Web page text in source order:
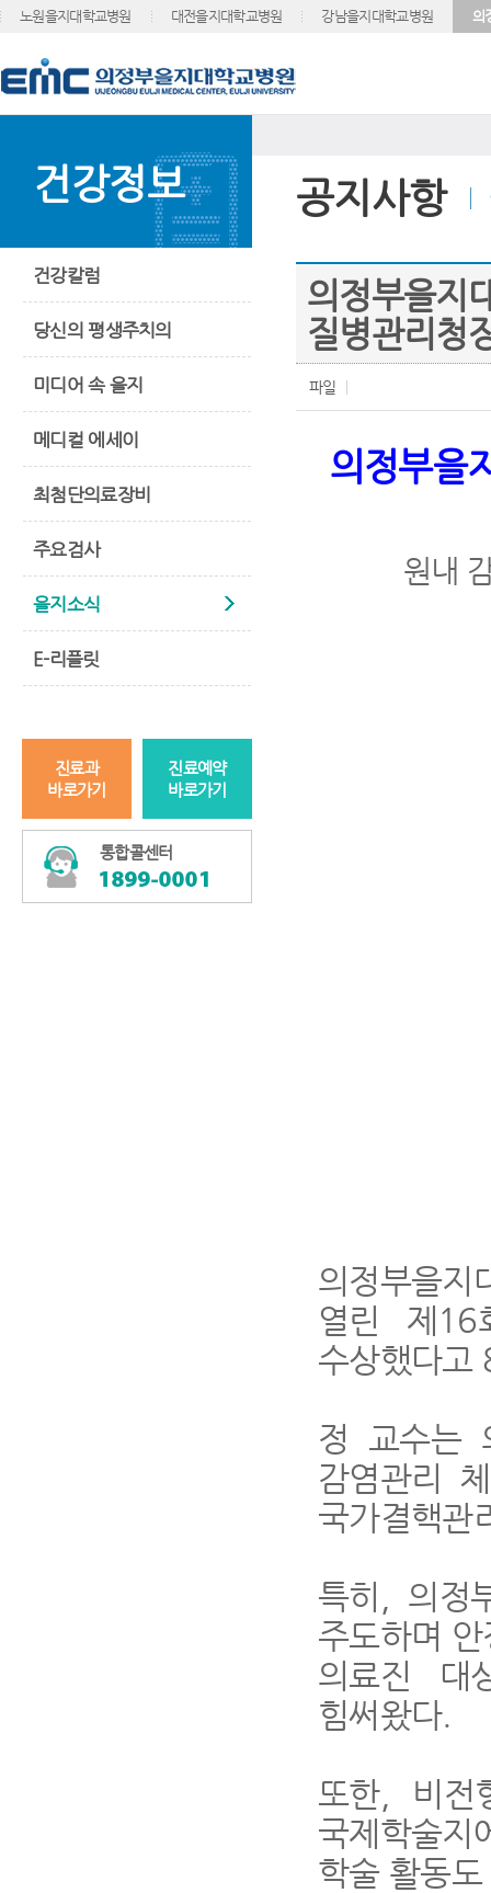
노원을지대학교병원 대전을지대학교병원 강남을지대학교병원 의
건강정보
건강칼럼
당신의 평생주치의
미디어 속 을지
메디컬 에세이
최첨단의료장비
주요검사
을지소식
E-리플릿
진료과
바로가기
진료예약
바로가기
통합콜센터
공지사항
의정부을지
질병관리청
파일
의정부을
원내
의정부을지
열린 제 16
수상했다고
정 교수는
감염관리
국가결핵관
특히 , 의정
주도하며
의료진 대
힘써왔다.
또한, 비
국제학술지
학술 활동